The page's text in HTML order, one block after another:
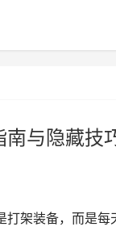
南与隐藏技
打架装备，而是